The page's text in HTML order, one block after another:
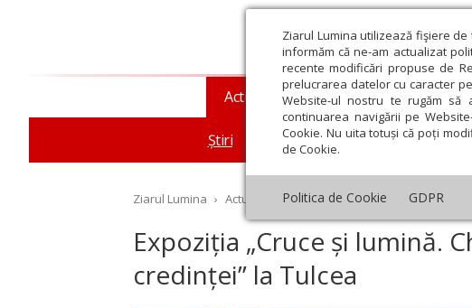
Ziarul Lumina utilizează fişiere
informăm că ne-am actualizat
recente modificări propuse de
prelucrarea datelor cu caracter
Website-ul nostru te rugăm să
continuarea navigării pe
Cookie. Nu uita totuși că poți
de Cookie.
Politica de Cookie GDPR
Actualitate religioasă
Știri Mesaje și cuvântări An
Teologie
Ziarul Lumina › Actualitate religioasă › Știri › Expoziția
Expoziția „Cruce și lumină.
credinței” la Tulcea
Noiembrie